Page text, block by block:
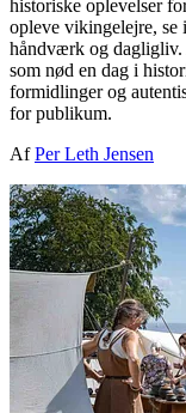
historiske oplevelser
opleve vikingelejre, se
håndværk og dagligliv.
som nød en dag i
formidlinger og
for publikum.
AfPer Leth Jensen